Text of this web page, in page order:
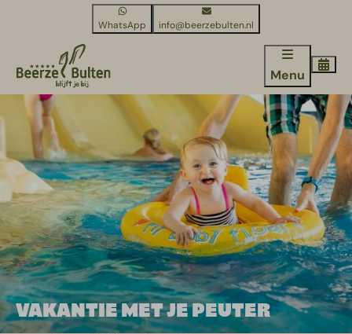
WhatsApp info@beerzebulten.nl
Menu
VAKANTIE MET JE PEUTER